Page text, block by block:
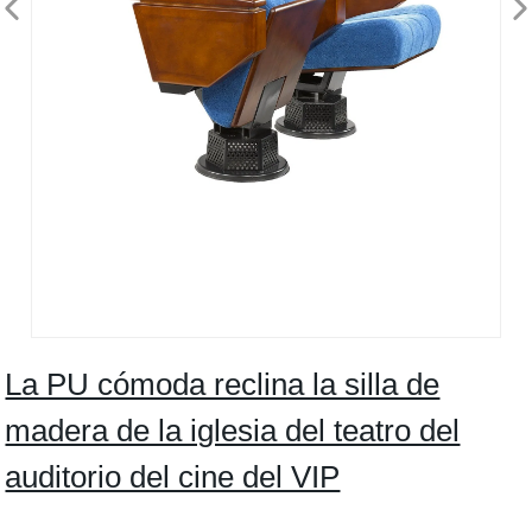
La PU cómoda reclina la silla de
madera de la iglesia del teatro del
auditorio del cine del VIP